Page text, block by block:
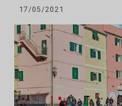
17/05/2021